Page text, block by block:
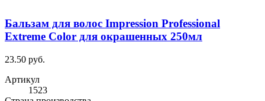
Бальзам для волос Impression Professional
Extreme Color для окрашенных 250мл
23.50 руб.
Артикул
1523